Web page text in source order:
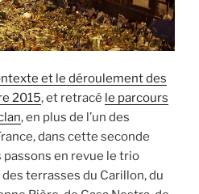
et le déroulement des
2015, et retracé le parcours
, en plus de l’un des
dans cette seconde
en revue le trio
terrasses du Carillon, du